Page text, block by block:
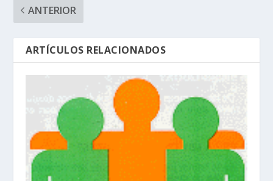
ANTERIOR
ARTÍCULOS RELACIONADOS